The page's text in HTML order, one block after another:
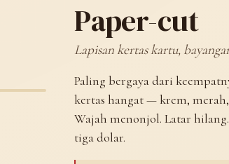
Paper-cut
Lapisan kertas kartu,
Paling bergaya dari
kertas hangat — krem,
Wajah menonjol. Latar
tiga dolar.